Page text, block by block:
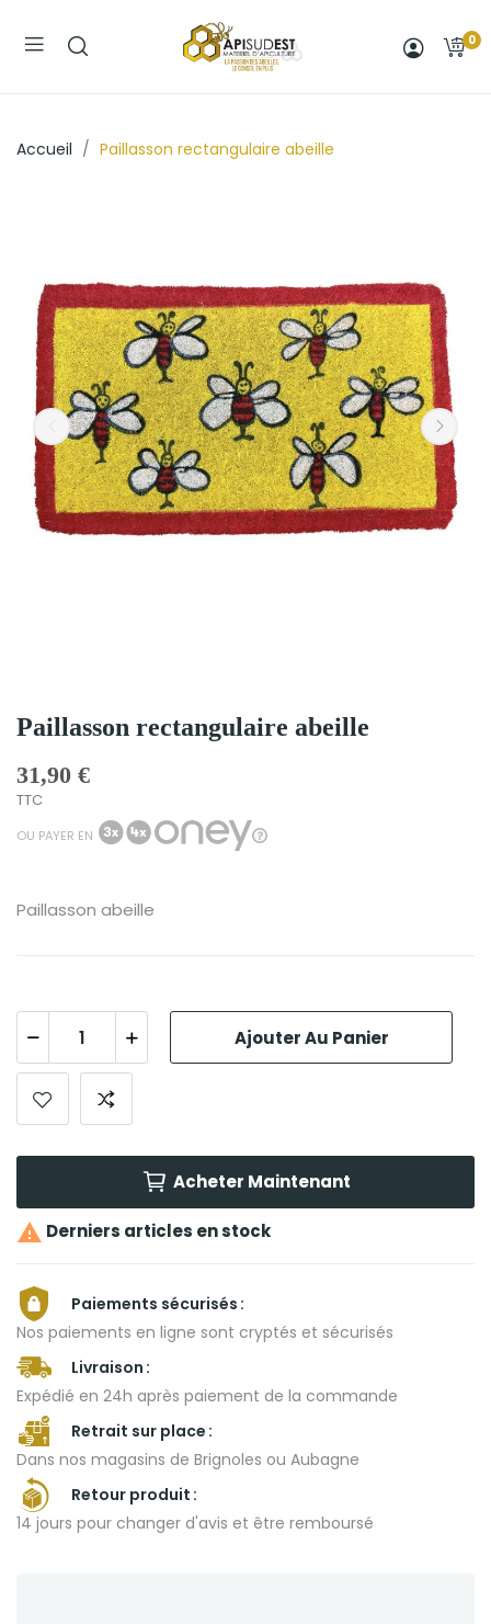
0
Accueil Paillasson rectangulaire abeille
Paillasson rectangulaire abeille
31,90 €
TTC
OU PAYER EN
Paillasson abeille
Ajouter Au Panier
Acheter Maintenant
 Derniers articles en stock
Paiements sécurisés
Nos paiements en ligne sont cryptés et sécurisés
Livraison
Expédié en 24h après paiement de la commande
Retrait sur place
Dans nos magasins de Brignoles ou Aubagne
Retour produit
14 jours pour changer d'avis et être remboursé